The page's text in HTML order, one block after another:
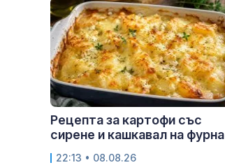
Рецепта за картофи със
сирене и кашкавал на фурна
22:13 • 08.08.26